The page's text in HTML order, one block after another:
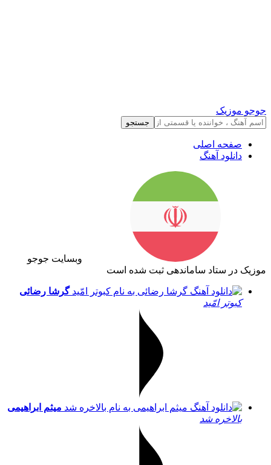
جوجو موزیک
جستجو
صفحه اصلی
دانلود آهنگ
وبسایت جوجو
موزیک در ستاد ساماندهی ثبت شده است
گرشا رضائی
کبوتر امّید
میثم ابراهیمی
بالاخره شد